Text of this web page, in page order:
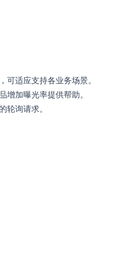
适应支持各业务场景。
加曝光率提供帮助。
轮询请求。